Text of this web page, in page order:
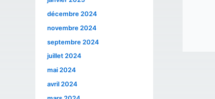
décembre 2024
novembre 2024
septembre 2024
juillet 2024
mai 2024
avril 2024